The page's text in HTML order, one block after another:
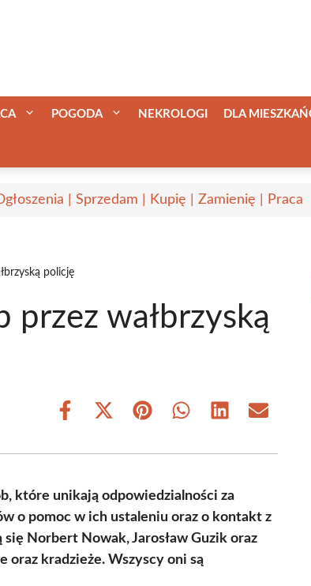
POGODA NEKROLOGI DLA
| Sprzedam | Kupię | Zamienię | Praca
policję
przez wałbrzyską
Share
Share
(Twitter)
Share Share Share Share
które unikają odpowiedzialności za
o pomoc w ich ustaleniu oraz o kontakt z
Norbert Nowak, Jarosław Guzik oraz
oraz kradzieże. Wszyscy oni są